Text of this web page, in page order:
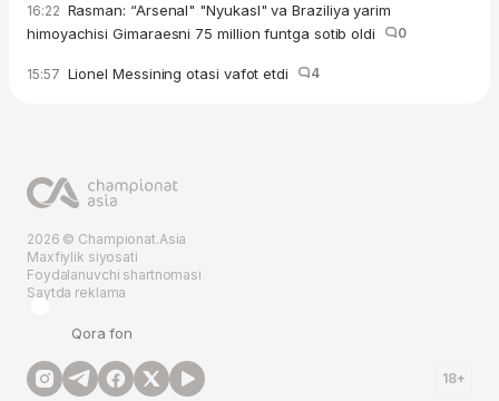
16:22 Rasman: “Arsenal" "Nyukasl" va Braziliya yarim
himoyachisi Gimaraesni 75 million funtga sotib oldi
0
15:57 Lionel Messining otasi vafot etdi 4
2026 © Championat.Asia
Maxfiylik siyosati
Foydalanuvchi shartnomasi
Saytda reklama
Qora fon
18+